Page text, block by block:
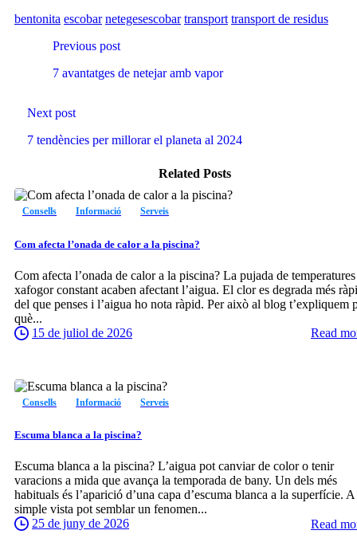
bentonita escobar netegesescobar transport transport de residus
Reading
Previous post
7 avantatges de netejar amb vapor
Next post
7 tendències per millorar el planeta al 2024
Related Posts
Consells Informació Serveis
Com afecta l’onada de calor a la piscina?
Com afecta l’onada de calor a la piscina? La pujada de
xafogor constant acaben afectant l’aigua. El clor es degrada més
del que penses i l’aigua ho nota ràpid. Per això al blog t’expliquem
què...
15 de juliol de 2026
Read
Consells Informació Serveis
Escuma blanca a la piscina?
Escuma blanca a la piscina? L’aigua pot canviar de color o tenir
varacions a mida que avança la temporada de bany. Un dels més
habituals és l’aparició d’una capa d’escuma blanca a la superfície. A
simple vista pot semblar un fenomen...
25 de juny de 2026
Read